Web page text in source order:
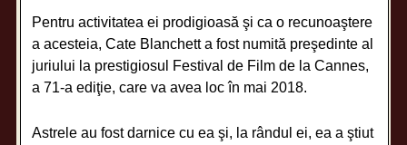
Pentru activitatea ei prodigioasă şi ca o recunoaştere
a acesteia, Cate Blanchett a fost numită preşedinte al
juriului la prestigiosul Festival de Film de la Cannes,
a 71-a ediţie, care va avea loc în mai 2018.
Astrele au fost darnice cu ea şi, la rândul ei, ea a ştiut